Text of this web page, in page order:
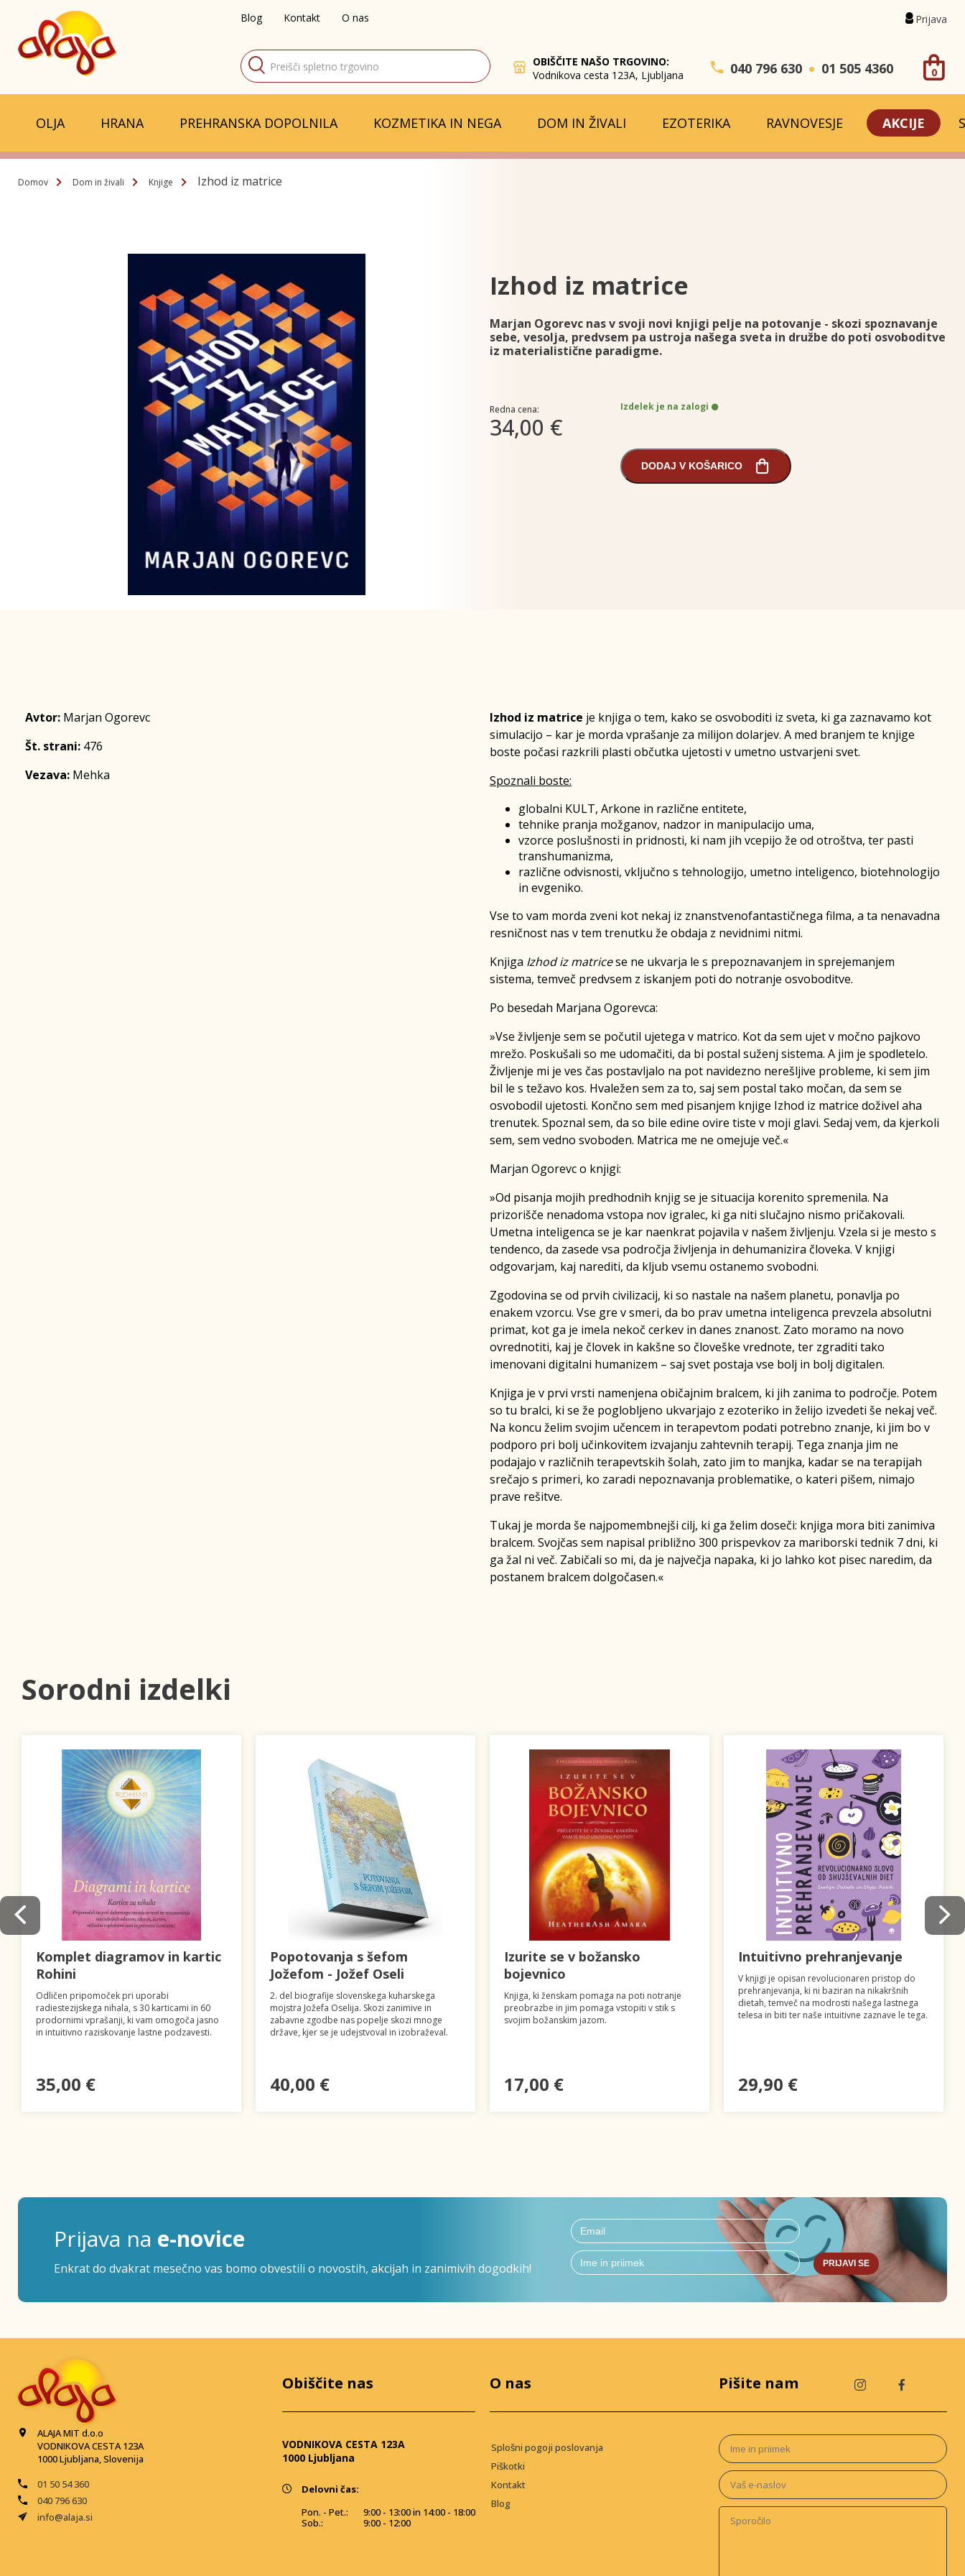
Blog Kontakt O nas
Products
search
OBIŠČITE NAŠO TRGOVINO:
Vodnikova cesta 123A, Ljubljana
040 796 630 01 505 4360 0
Prijava
OLJA HRANA PREHRANSKA DOPOLNILA KOZMETIKA IN NEGA DOM IN ŽIVALI EZOTERIKA RAVNOVESJE AKCIJE
Domov Dom in živali Knjige Izhod iz matrice
Izhod iz matrice
Marjan Ogorevc nas v svoji novi knjigi pelje na potovanje - skozi spoznavanje
sebe, vesolja, predvsem pa ustroja našega sveta in družbe do poti osvoboditve
iz materialistične paradigme.
Redna cena:
34,00 €
Izdelek je na zalogi
DODAJ V KOŠARICO
Avtor: Marjan Ogorevc
Št. strani: 476
Vezava: Mehka
Izhod iz matrice je knjiga o tem, kako se osvoboditi iz sveta, ki ga zaznavamo kot
simulacijo – kar je morda vprašanje za milijon dolarjev. A med branjem te knjige
boste počasi razkrili plasti občutka ujetosti v umetno ustvarjeni svet.
Spoznali boste:
globalni KULT, Arkone in različne entitete,
tehnike pranja možganov, nadzor in manipulacijo uma,
vzorce poslušnosti in pridnosti, ki nam jih vcepijo že od otroštva, ter pasti
transhumanizma,
različne odvisnosti, vključno s tehnologijo, umetno inteligenco, biotehnologijo
in evgeniko.
Vse to vam morda zveni kot nekaj iz znanstvenofantastičnega filma, a ta nenavadna
resničnost nas v tem trenutku že obdaja z nevidnimi nitmi.
Knjiga Izhod iz matricese ne ukvarja le s prepoznavanjem in sprejemanjem
sistema, temveč predvsem z iskanjem poti do notranje osvoboditve.
Po besedah Marjana Ogorevca:
»Vse življenje sem se počutil ujetega v matrico. Kot da sem ujet v močno pajkovo
mrežo. Poskušali so me udomačiti, da bi postal suženj sistema. A jim je spodletelo.
Življenje mi je ves čas postavljalo na pot navidezno nerešljive probleme, ki sem jim
bil le s težavo kos. Hvaležen sem za to, saj sem postal tako močan, da sem se
osvobodil ujetosti. Končno sem med pisanjem knjige Izhod iz matrice doživel aha
trenutek. Spoznal sem, da so bile edine ovire tiste v moji glavi. Sedaj vem, da kjerkoli
sem, sem vedno svoboden. Matrica me ne omejuje več.«
Marjan Ogorevc o knjigi:
»Od pisanja mojih predhodnih knjig se je situacija korenito spremenila. Na
prizorišče nenadoma vstopa nov igralec, ki ga niti slučajno nismo pričakovali.
Umetna inteligenca se je kar naenkrat pojavila v našem življenju. Vzela si je mesto s
tendenco, da zasede vsa področja življenja in dehumanizira človeka. V knjigi
odgovarjam, kaj narediti, da kljub vsemu ostanemo svobodni.
Zgodovina se od prvih civilizacij, ki so nastale na našem planetu, ponavlja po
enakem vzorcu. Vse gre v smeri, da bo prav umetna inteligenca prevzela absolutni
primat, kot ga je imela nekoč cerkev in danes znanost. Zato moramo na novo
ovrednotiti, kaj je človek in kakšne so človeške vrednote, ter zgraditi tako
imenovani digitalni humanizem – saj svet postaja vse bolj in bolj digitalen.
Knjiga je v prvi vrsti namenjena običajnim bralcem, ki jih zanima to področje. Potem
so tu bralci, ki se že poglobljeno ukvarjajo z ezoteriko in želijo izvedeti še nekaj več.
Na koncu želim svojim učencem in terapevtom podati potrebno znanje, ki jim bo v
podporo pri bolj učinkovitem izvajanju zahtevnih terapij. Tega znanja jim ne
podajajo v različnih terapevtskih šolah, zato jim to manjka, kadar se na terapijah
srečajo s primeri, ko zaradi nepoznavanja problematike, o kateri pišem, nimajo
prave rešitve.
Tukaj je morda še najpomembnejši cilj, ki ga želim doseči: knjiga mora biti zanimiva
bralcem. Svojčas sem napisal približno 300 prispevkov za mariborski tednik 7 dni, ki
ga žal ni več. Zabičali so mi, da je največja napaka, ki jo lahko kot pisec naredim, da
postanem bralcem dolgočasen.«
Sorodni izdelki
Komplet diagramov in kartic
Rohini
Odličen pripomoček pri uporabi
radiestezijskega nihala, s 30 karticami in 60
prodornimi vprašanji, ki vam omogoča jasno
in intuitivno raziskovanje lastne podzavesti.
35,00 €
Popotovanja s šefom
Jožefom - Jožef Oseli
2. del biografije slovenskega kuharskega
mojstra Jožefa Oselija. Skozi zanimive in
zabavne zgodbe nas popelje skozi mnoge
države, kjer se je udejstvoval in izobraževal.
40,00 €
Izurite se v božansko
bojevnico
Knjiga, ki ženskam pomaga na poti notranje
preobrazbe in jim pomaga vstopiti v stik s
svojim božanskim jazom.
17,00 €
Intuitivno prehranjevanje
V knjigi je opisan revolucionaren pristop do
prehranjevanja, ki ni baziran na nikakršnih
dietah, temveč na modrosti našega lastnega
telesa in biti ter naše intuitivne zaznave le tega.
29,90 €
Prijava na e-novice
Enkrat do dvakrat mesečno vas bomo obvestili o novostih, akcijah in zanimivih dogodkih! PRIJAVI SE
ALAJA MIT d.o.o
VODNIKOVA CESTA 123A
1000 Ljubljana, Slovenija
01 50 54 360
040 796 630
info@alaja.si
Obiščite nas
VODNIKOVA CESTA 123A
1000 Ljubljana
Delovni čas:
Pon. - Pet.:
Sob.:
9:00 - 13:00 in 14:00 - 18:00
9:00 - 12:00
O nas
Splošni pogoji poslovanja
Piškotki
Kontakt
Blog
Pišite nam